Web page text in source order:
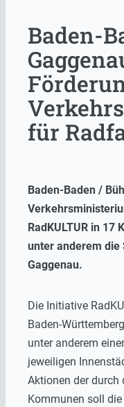
Baden-
für
Baden-Baden /
RadKULTUR in
unter anderem die
Gaggenau.
Die Initiative
Baden-
unter anderem
jeweiligen
Aktionen der durch
Kommunen soll